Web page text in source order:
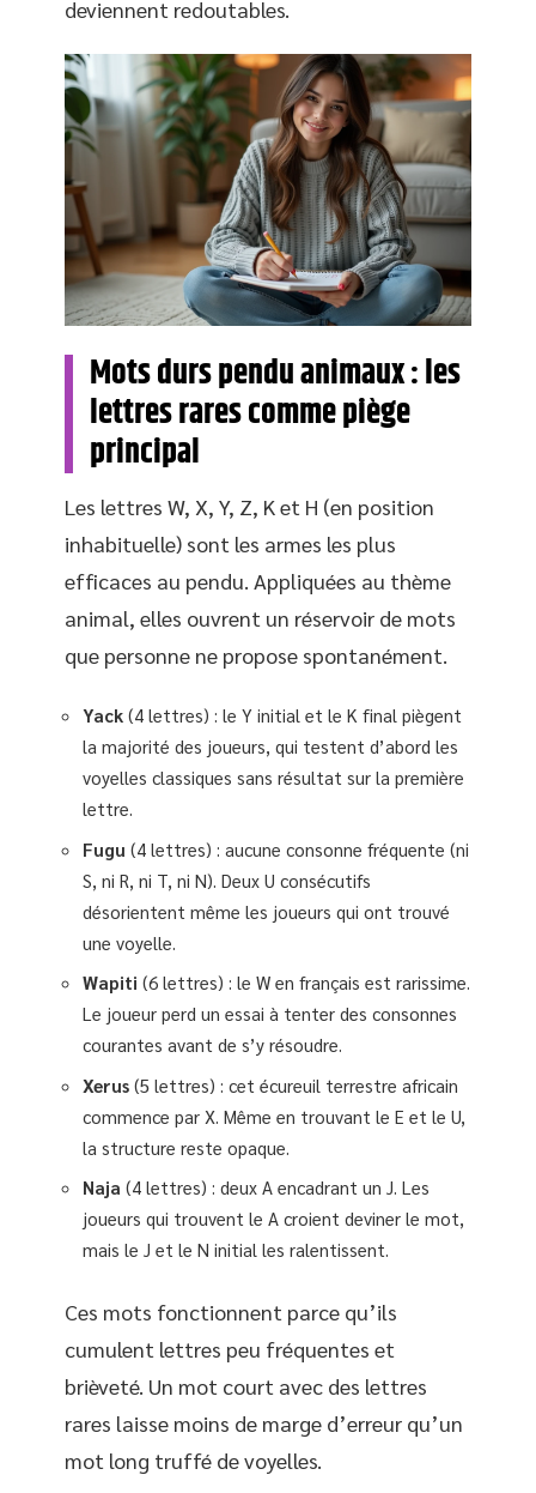
deviennent redoutables.
Mots durs pendu animaux : les
lettres rares comme piège
principal
Les lettres W, X, Y, Z, K et H (en position
inhabituelle) sont les armes les plus
efficaces au pendu. Appliquées au thème
animal, elles ouvrent un réservoir de mots
que personne ne propose spontanément.
Yack (4 lettres) : le Y initial et le K final piègent
la majorité des joueurs, qui testent d’abord les
voyelles classiques sans résultat sur la première
lettre.
Fugu (4 lettres) : aucune consonne fréquente (ni
S, ni R, ni T, ni N). Deux U consécutifs
désorientent même les joueurs qui ont trouvé
une voyelle.
Wapiti (6 lettres) : le W en français est rarissime.
Le joueur perd un essai à tenter des consonnes
courantes avant de s’y résoudre.
Xerus (5 lettres) : cet écureuil terrestre africain
commence par X. Même en trouvant le E et le U,
la structure reste opaque.
Naja (4 lettres) : deux A encadrant un J. Les
joueurs qui trouvent le A croient deviner le mot,
mais le J et le N initial les ralentissent.
Ces mots fonctionnent parce qu’ils
cumulent lettres peu fréquentes et
brièveté. Un mot court avec des lettres
rares laisse moins de marge d’erreur qu’un
mot long truffé de voyelles.